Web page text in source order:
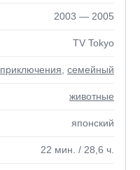
2003 — 2005
TV Tokyo
приключения семейный
животные
японский
22 мин. / 28,6 ч.